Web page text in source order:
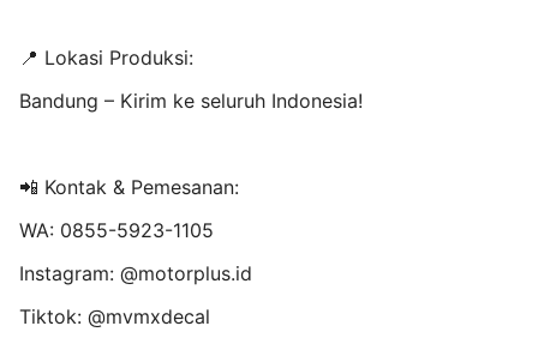
📍 Lokasi Produksi:
Bandung – Kirim ke seluruh Indonesia!
📲 Kontak & Pemesanan:
WA: 0855-5923-1105
Instagram: @motorplus.id
Tiktok: @mvmxdecal